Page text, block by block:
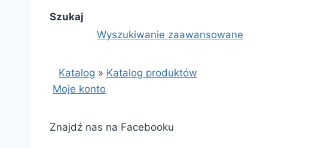
Szukaj
Wyszukiwanie zaawansowane
Katalog » Katalog produktów
Moje konto
Znajdź nas na Facebooku